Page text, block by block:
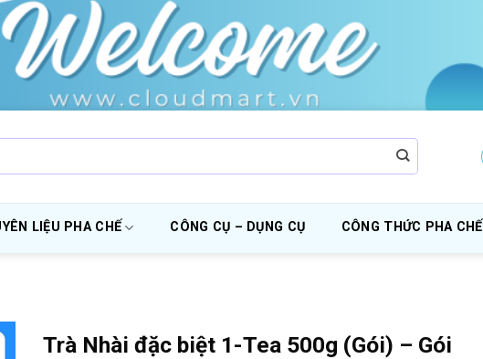
LIỆU PHA CHẾ CÔNG CỤ – DỤNG CỤ CÔNG THỨC PHA CHẾ
Trà Nhài đặc biệt 1-Tea 500g (Gói) – Gói